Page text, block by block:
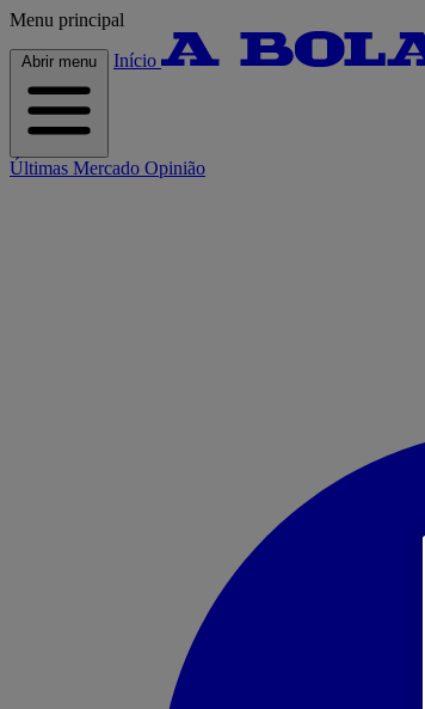
Menu principal
Abrir menu Início
Últimas Mercado Opinião